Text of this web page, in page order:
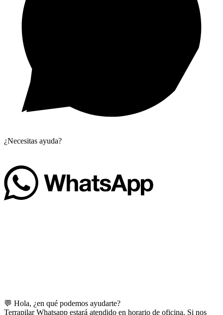
¿Necesitas ayuda?
💬 Hola, ¿en qué podemos ayudarte?
Terrapilar Whatsapp estará atendido en horario de oficina. Si nos